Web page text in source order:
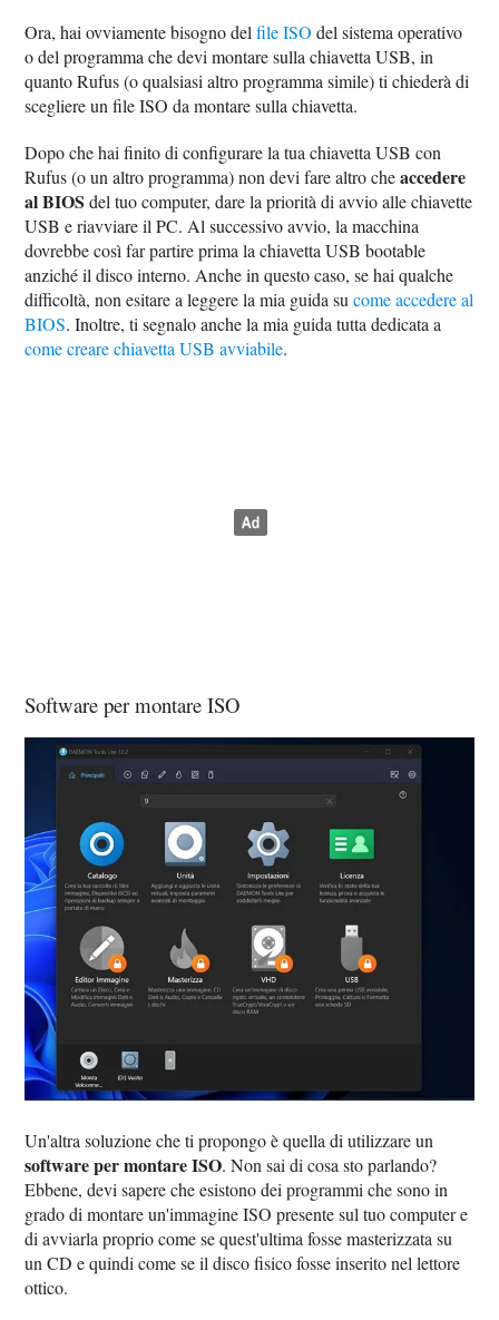
Ora, hai ovviamente bisogno delfile ISO del sistema operativo
o del programma che devi montare sulla chiavetta USB, in
quanto Rufus (o qualsiasi altro programma simile) ti chiederà di
scegliere un file ISO da montare sulla chiavetta.
Dopo che hai finito di configurare la tua chiavetta USB con
Rufus (o un altro programma) non devi fare altro cheaccedere
al BIOS del tuo computer, dare la priorità di avvio alle chiavette
USB e riavviare il PC. Al successivo avvio, la macchina
dovrebbe così far partire prima la chiavetta USB bootable
anziché il disco interno. Anche in questo caso, se hai qualche
difficoltà, non esitare a leggere la mia guida sucome accedere al
BIOS. Inoltre, ti segnalo anche la mia guida tutta dedicata a
come creare chiavetta USB avviabile.
Software per montare ISO
Un'altra soluzione che ti propongo è quella di utilizzare un
software per montare ISO. Non sai di cosa sto parlando?
Ebbene, devi sapere che esistono dei programmi che sono in
grado di montare un'immagine ISO presente sul tuo computer e
di avviarla proprio come se quest'ultima fosse masterizzata su
un CD e quindi come se il disco fisico fosse inserito nel lettore
ottico.